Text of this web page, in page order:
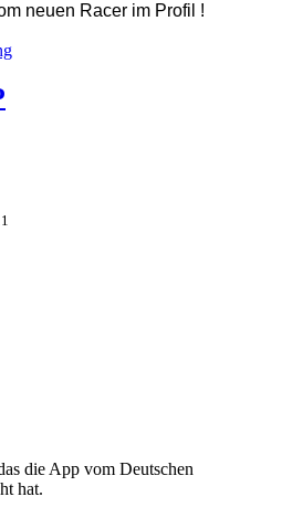
neuen Racer im Profil !
die App vom Deutschen
hat.